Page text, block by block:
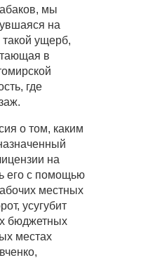
мы
на
ущерб,
в
где
о том, каким
на
его с помощью
местных
усугубит
бюджетных
местах